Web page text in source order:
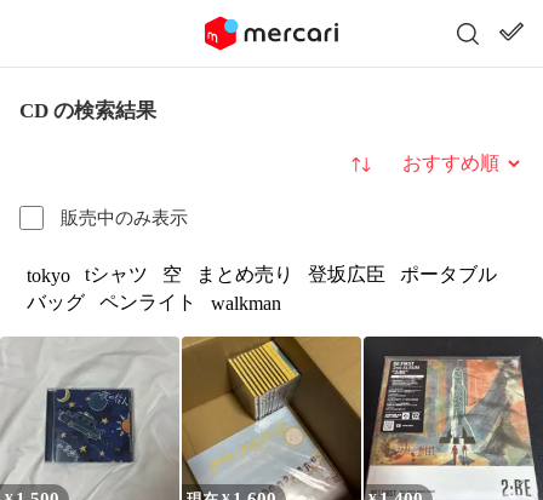
CD の検索結果
販売中のみ表示
並び替え
tokyo tシャツ 空 まとめ売り 登坂広臣
ポータブル
バッグ
ペンライト walkman